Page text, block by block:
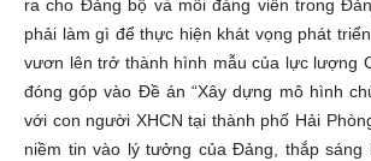
ra cho Đảng bộ và mỗi đảng viên trong
phải làm gì để thực hiện khát vọng phát
vươn lên trở thành hình mẫu của lực lượng
đóng góp vào Đề án “Xây dựng mô hình
với con người XHCN tại thành phố Hải
niềm tin vào lý tưởng của Đảng, thắp sáng